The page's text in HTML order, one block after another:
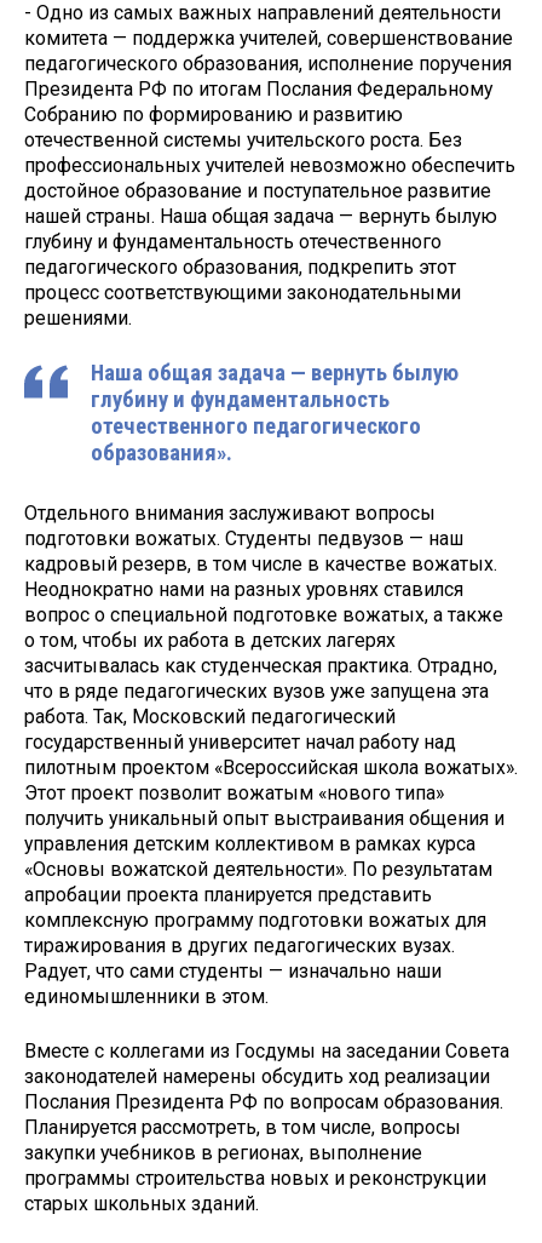
- Одно из самых важных направлений деятельности
комитета — поддержка учителей, совершенствование
педагогического образования, исполнение поручения
Президента РФ по итогам Послания Федеральному
Собранию по формированию и развитию
отечественной системы учительского роста. Без
профессиональных учителей невозможно обеспечить
достойное образование и поступательное развитие
нашей страны. Наша общая задача — вернуть былую
глубину и фундаментальность отечественного
педагогического образования, подкрепить этот
процесс соответствующими законодательными
решениями.
Наша общая задача — вернуть былую
глубину и фундаментальность
отечественного педагогического
образования».
Отдельного внимания заслуживают вопросы
подготовки вожатых. Студенты педвузов — наш
кадровый резерв, в том числе в качестве вожатых.
Неоднократно нами на разных уровнях ставился
вопрос о специальной подготовке вожатых, а также
о том, чтобы их работа в детских лагерях
засчитывалась как студенческая практика. Отрадно,
что в ряде педагогических вузов уже запущена эта
работа. Так, Московский педагогический
государственный университет начал работу над
пилотным проектом «Всероссийская школа вожатых».
Этот проект позволит вожатым «нового типа»
получить уникальный опыт выстраивания общения и
управления детским коллективом в рамках курса
«Основы вожатской деятельности». По результатам
апробации проекта планируется представить
комплексную программу подготовки вожатых для
тиражирования в других педагогических вузах.
Радует, что сами студенты — изначально наши
единомышленники в этом.
Вместе с коллегами из Госдумы на заседании Совета
законодателей намерены обсудить ход реализации
Послания Президента РФ по вопросам образования.
Планируется рассмотреть, в том числе, вопросы
закупки учебников в регионах, выполнение
программы строительства новых и реконструкции
старых школьных зданий.